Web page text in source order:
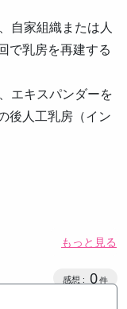
自家組織または人
で乳房を再建する
エキスパンダーを
後人工乳房（イン
もっと見る
感想投稿
0